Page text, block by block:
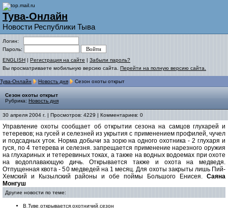
Тува-Онлайн
Новости Республики Тыва
Логин:
Пароль:
ENGLISH | Регистрация на сайте | Забыли пароль?
Вы просматриваете мобильную версию сайта. Перейти на полную версию сайта.
Тува-Онлайн Новость дня Сезон охоты открыт
Сезон охоты открыт
Рубрика: Новость дня
30 апреля 2004 г. | Просмотров: 4229 | Комментариев: 0
Управление охоты сообщает об открытии сезона на самцов глухарей и
тетеревов; на гусей и селезней из укрытия с применением профилей, чучел
и подсадных уток. Норма добычи за зорю на одного охотника - 2 глухаря и
гуся, по 4 тетерева и селезня. запрещается применение нарезного оружия
на глухариных и тетеревиных токах, а также на водных водоемах при охоте
на водоплавающую дичь. Открывается также и охота на медведя.
Отпущенная квота - 50 медведей на 1 месяц. Для охоты закрыты лишь Пий-
Хемский и Кызылский районы и обе поймы Большого Енисея. Саяна
Монгуш
Другие новости по теме:
В Туве открывается охотничий сезон